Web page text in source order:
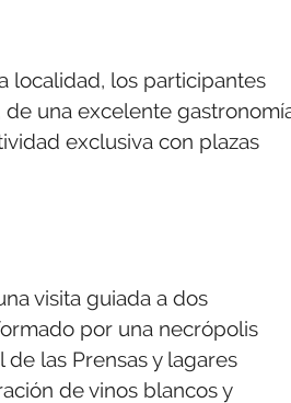
localidad, los participantes
una excelente
exclusiva con plazas
visita guiada a dos
por una necrópolis
las Prensas y lagares
de vinos blancos y